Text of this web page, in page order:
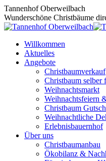
Zum
Inhalt
springen
Tannenhof Oberweilbach
Wunderschöne Christbäume
Willkommen
Aktuelles
Angebote
Christbaumverkauf
Christbaum selber
Weihnachtsmarkt
Weihnachtsfeiern
Christbaum
Weihnachtliche
Erlebnisbauernhof
Über uns
Christbaumanbau
Ökobilanz &